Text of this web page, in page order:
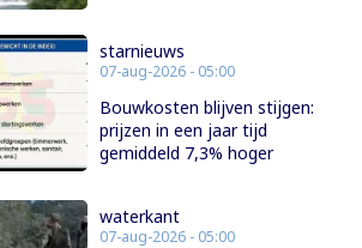
starnieuws
07-aug-2026 - 05:00
Bouwkosten blijven stijgen:
prijzen in een jaar tijd
gemiddeld 7,3% hoger
waterkant
07-aug-2026 - 05:00